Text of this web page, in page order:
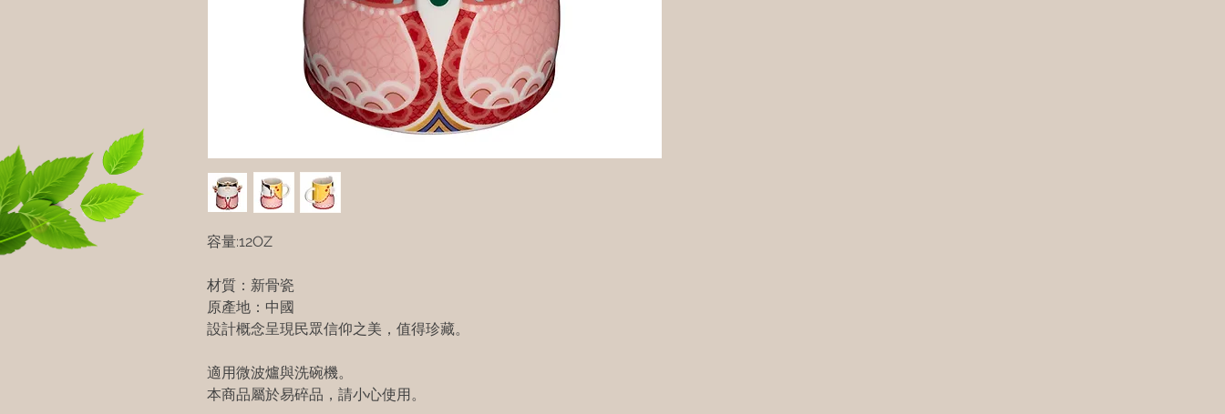
容量:12OZ
材質：新骨瓷
原產地：中國
設計概念呈現民眾信仰之美，值得珍藏。
適用微波爐與洗碗機。
本商品屬於易碎品，請小心使用。